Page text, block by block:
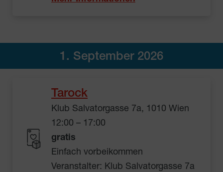
1. September 2026
Tarock
Klub Salvatorgasse 7a, 1010 Wien
12:00 – 17:00
gratis
Einfach vorbeikommen
Veranstalter: Klub Salvatorgasse 7a